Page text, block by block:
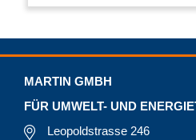
MARTIN GMBH
FÜR UMWELT- UND
Leopoldstrasse 246